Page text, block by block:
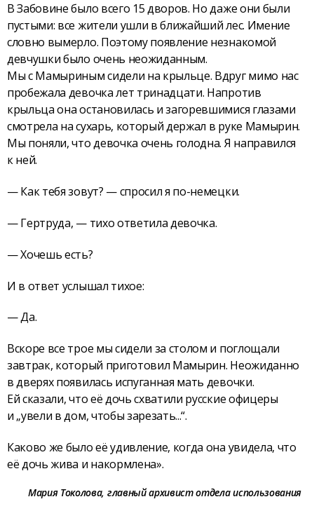
В Забовине было всего 15 дворов. Но даже они были
пустыми: все жители ушли в ближайший лес. Имение
словно вымерло. Поэтому появление незнакомой
девчушки было очень неожиданным.
Мы с Мамыриным сидели на крыльце. Вдруг мимо нас
пробежала девочка лет тринадцати. Напротив
крыльца она остановилась и загоревшимися глазами
смотрела на сухарь, который держал в руке Мамырин.
Мы поняли, что девочка очень голодна. Я направился
к ней.
— Как тебя зовут? — спросил я по-немецки.
— Гертруда, — тихо ответила девочка.
— Хочешь есть?
И в ответ услышал тихое:
— Да.
Вскоре все трое мы сидели за столом и поглощали
завтрак, который приготовил Мамырин. Неожиданно
в дверях появилась испуганная мать девочки.
Ей сказали, что её дочь схватили русские офицеры
и „увели в дом, чтобы зарезать...“.
Каково же было её удивление, когда она увидела, что
её дочь жива и накормлена».
Мария Токолова, главный архивист отдела использования